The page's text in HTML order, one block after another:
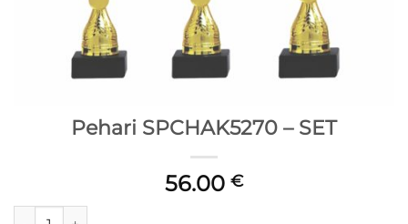
Pehari SPCHAK5270 – SET
56.00 €
Pehari SPCHAK5270 - SET količina